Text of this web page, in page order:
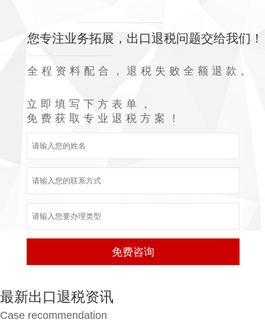
您专注业务拓展，出口退税问题交给我们！
全程资料配合，退税失败全额退款。
立即填写下方表单，
免费获取专业退税方案！
最新出口退税资讯
Case recommendation